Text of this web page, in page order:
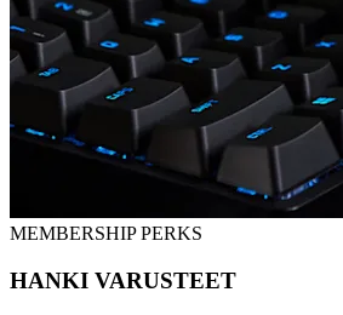
MEMBERSHIP PERKS
HANKI VARUSTEET